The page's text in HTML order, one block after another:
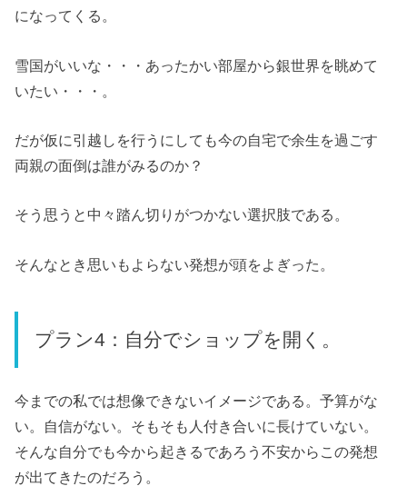
になってくる。
雪国がいいな・・・あったかい部屋から銀世界を眺めて
いたい・・・。
だが仮に引越しを行うにしても今の自宅で余生を過ごす
両親の面倒は誰がみるのか？
そう思うと中々踏ん切りがつかない選択肢である。
そんなとき思いもよらない発想が頭をよぎった。
プラン4：自分でショップを開く。
今までの私では想像できないイメージである。予算がな
い。自信がない。そもそも人付き合いに長けていない。
そんな自分でも今から起きるであろう不安からこの発想
が出てきたのだろう。